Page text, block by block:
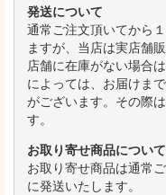
発送について
通常ご注文頂いてから
ますが、当店は実店舗
店舗に在庫がない場合
によっては、お届けま
がございます。その際
す。
お取り寄せ商品について
お取り寄せ商品は通常
に発送いたします。